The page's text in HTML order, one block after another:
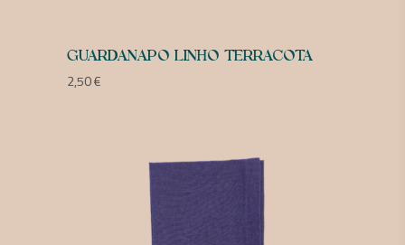
GUARDANAPO LINHO TERRACOTA
2,50€